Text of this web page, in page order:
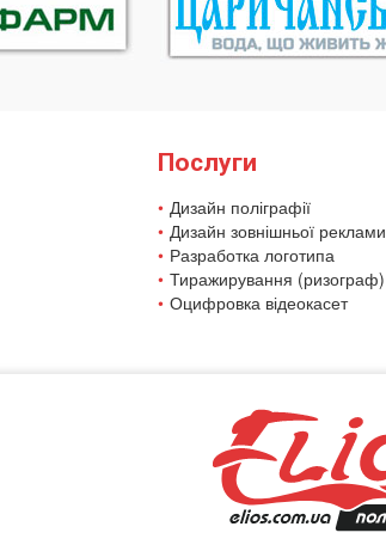
Послуги
Дизайн поліграфії
Дизайн зовнішньої реклами
Разработка логотипа
Тиражирування (ризограф)
Оцифровка відеокасет